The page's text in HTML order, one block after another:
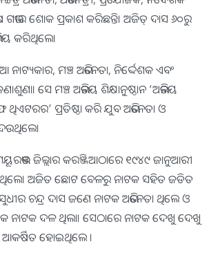
ଗଭୀର ଶୋକ ପ୍ରକାଶ କରିଛନ୍ତି। ଅଜିତ୍‌ ଦାସ ୬୦ରୁ
କରିଥିଲେ।
ମଞ୍ଚ ଅଭିନେତା, ନିର୍ଦ୍ଦେଶକ ଏବଂ
ସେ ମଞ୍ଚ ଅଭିନୟ ଶିକ୍ଷାନୁଷ୍ଠାନ ‘ଅଭିନୟ
ପ୍ରତିଷ୍ଠା କରି ଯୁବ ଅଭିନେତା ଓ
ଜିଲ୍ଲାର କରଞ୍ଜିଆଠାରେ ୧୯୪୯ ଜାନୁଆରୀ
ଅଜିତ ଛୋଟ ବେଳରୁ ନାଟକ ସହିତ ଜଡିତ
ଚନ୍ଦ୍ର ଦାସ ଜଣେ ନାଟକ ଅଭିନେତା ଥିଲେ ଓ
ନାଟକ ଦଳ ଥିଲା। ସେଠାରେ ନାଟକ ଦେଖୁ ଦେଖୁ
ଆକର୍ଷିତ ହୋଇଥିଲେ ।